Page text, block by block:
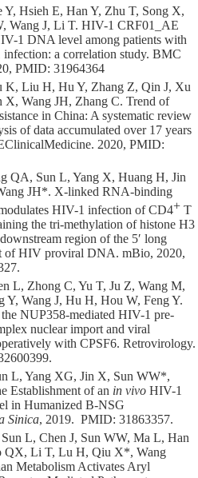
Y, Hsieh E, Han Y, Zhu T, Song X,
Wang J, Li T. HIV-1 CRF01_AE
1 DNA level among patients with
a correlation study. BMC
PMID: 31964364
K, Liu H, Hu Y, Zhang Z, Qin J, Xu
X, Wang JH, Zhang C. Trend of
in China: A systematic review
of data accumulated over 17 years
2020, PMID:
QA, Sun L, Yang X, Huang H, Jin
JH*. X-linked RNA-binding
HIV-1 infection of CD4+T
the tri-methylation of histone H3
region of the 5′ long
of HIV proviral DNA. mBio, 2020,
L, Zhong C, Yu T, Ju Z, Wang M,
Y, Wang J, Hu H, Hou W, Feng Y.
NUP358-mediated HIV-1 pre-
nuclear import and viral
with CPSF6. Retrovirology.
L, Yang XG, Jin X, Sun WW*,
Establishment of an in vivoHIV-1
in Humanized B-NSG
Sinica, 2019. PMID: 31863357.
L, Chen J, Sun WW, Ma L, Han
QX, Li T, Lu H, Qiu X*, Wang
Metabolism Activates Aryl